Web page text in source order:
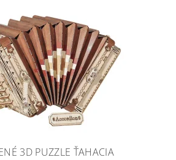
3D PUZZLE ŤAHACIA